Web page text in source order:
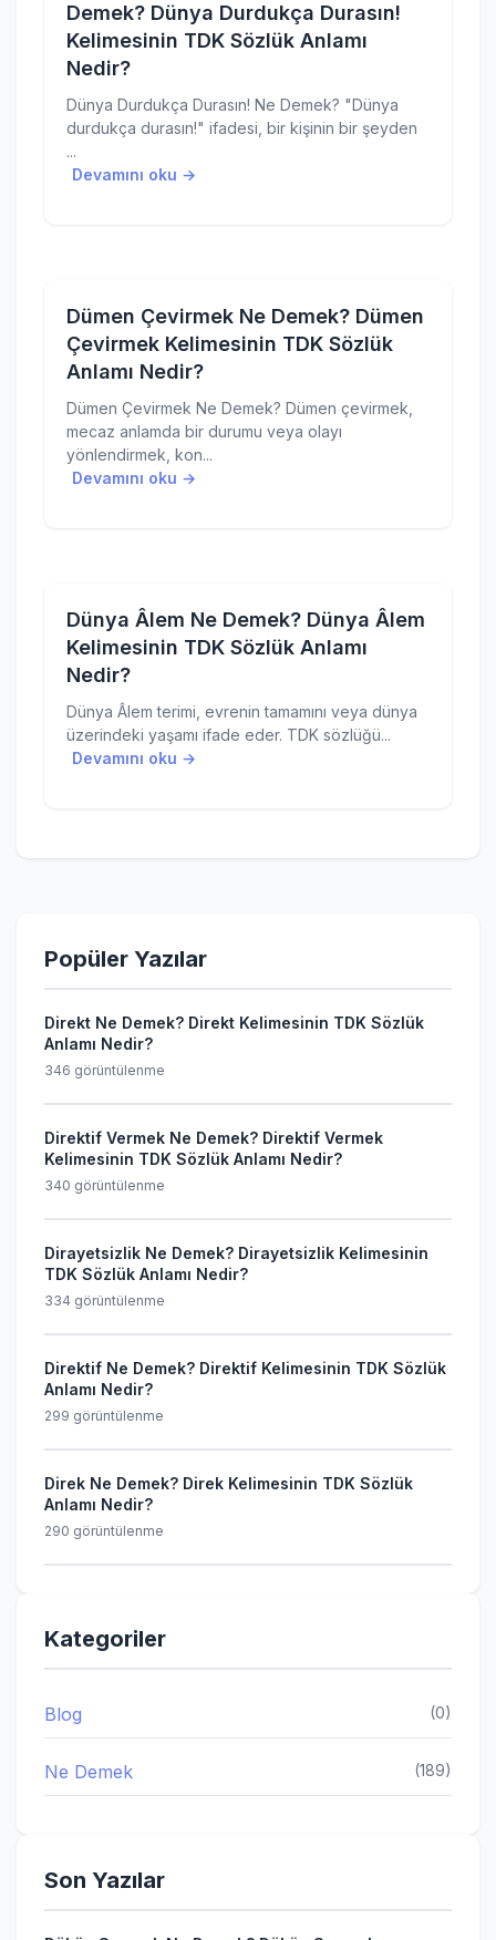
Demek? Dünya Durdukça Durasın!
Kelimesinin TDK Sözlük Anlamı
Nedir?
Dünya Durdukça Durasın! Ne Demek? "Dünya
durdukça durasın!" ifadesi, bir kişinin bir şeyden
...
Devamını oku →
Dümen Çevirmek Ne Demek? Dümen
Çevirmek Kelimesinin TDK Sözlük
Anlamı Nedir?
Dümen Çevirmek Ne Demek? Dümen çevirmek,
mecaz anlamda bir durumu veya olayı
yönlendirmek, kon...
Devamını oku →
Dünya Âlem Ne Demek? Dünya Âlem
Kelimesinin TDK Sözlük Anlamı
Nedir?
Dünya Âlem terimi, evrenin tamamını veya dünya
üzerindeki yaşamı ifade eder. TDK sözlüğü...
Devamını oku →
Popüler Yazılar
Direkt Ne Demek? Direkt Kelimesinin TDK Sözlük
Anlamı Nedir?
346 görüntülenme
Direktif Vermek Ne Demek? Direktif Vermek
Kelimesinin TDK Sözlük Anlamı Nedir?
340 görüntülenme
Dirayetsizlik Ne Demek? Dirayetsizlik Kelimesinin
TDK Sözlük Anlamı Nedir?
334 görüntülenme
Direktif Ne Demek? Direktif Kelimesinin TDK Sözlük
Anlamı Nedir?
299 görüntülenme
Direk Ne Demek? Direk Kelimesinin TDK Sözlük
Anlamı Nedir?
290 görüntülenme
Kategoriler
Blog (0)
Ne Demek (189)
Son Yazılar